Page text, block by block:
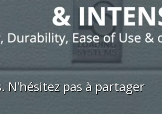
N'hésitez pas à partager